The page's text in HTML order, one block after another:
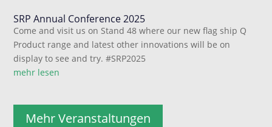
SRP Annual Conference 2025
Come and visit us on Stand 48 where our new flag ship Q
Product range and latest other innovations will be on
display to see and try. #SRP2025
mehr lesen
Mehr Veranstaltungen